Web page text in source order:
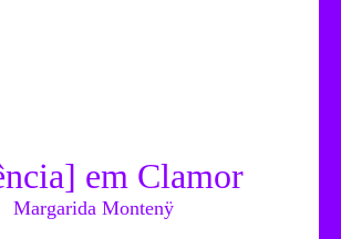
em Clamor
Margarida Montenÿ